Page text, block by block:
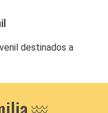
destinados a